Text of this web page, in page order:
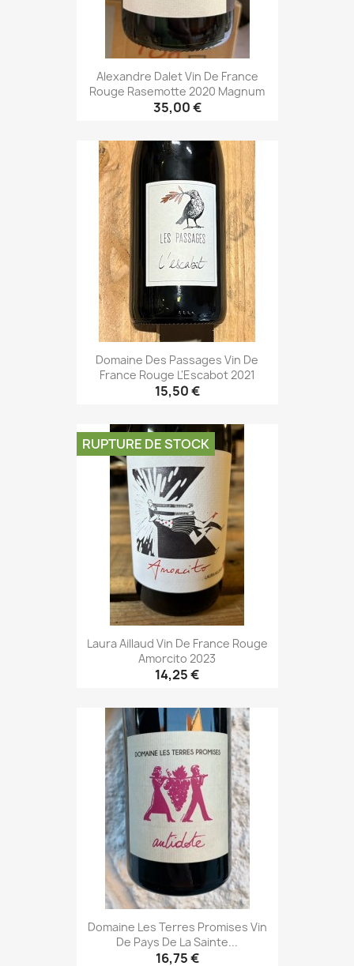
Alexandre Dalet Vin De France
Rouge Rasemotte 2020 Magnum
35,00 €
Domaine Des Passages Vin De
France Rouge L'Escabot 2021
15,50 €
Laura Aillaud Vin De France Rouge
Amorcito 2023
14,25 €
RUPTURE DE STOCK
Domaine Les Terres Promises Vin
De Pays De La Sainte...
16,75 €